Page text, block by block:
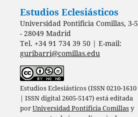
Estudios Eclesiásticos
Universidad Pontificia Comillas, 3-5
- 28049 Madrid
Tel. +34 91 734 39 50 | E-mail:
guribarri@comillas.edu
Estudios Eclesiásticos (ISSN 0210-1610
| ISSN digital 2605-5147) está editada
porUniversidad Pontificia Comillasy